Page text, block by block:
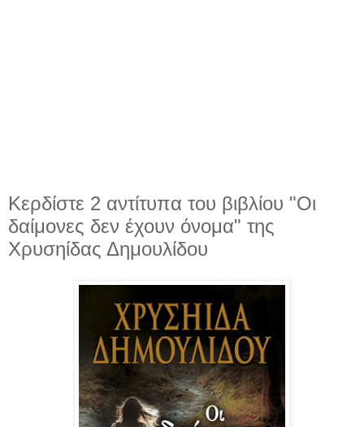
Κερδίστε 2 αντίτυπα του βιβλίου "Οι
δαίμονες δεν έχουν όνομα" της
Χρυσηίδας Δημουλίδου